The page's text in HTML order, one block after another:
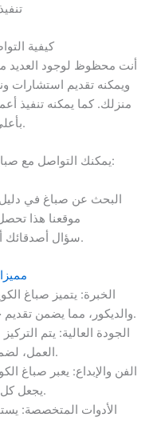
كيفية
أنت محظوظ لوجود العديد
ويمكنه تقديم استشارات
منزلك. كما يمكنه تنفيذ
بأعلى معايير الجودة.
يمكنك التواصل مع صباغ الكويت من خلال عدة طرق منها:
البحث عن صباغ في دليل
موقعنا هذا
سؤال أصدقائك أو عائلتك عن صباغ يثقون به.
الخبرة: يتميز صباغ
والديكور، مما يضمن تقديم خدمة عالية الجودة وفقاً لأعلى المعايير.
الجودة العالية: يتم
العمل، لضمان الرضا التام للعملاء.
الفن والإبداع: يعبر صباغ
يجعل كل مشروع فريد ومميز.
الأدوات المتخصصة: